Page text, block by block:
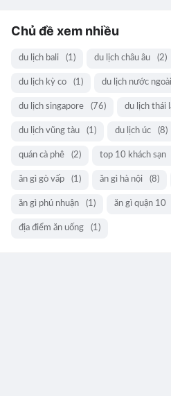
Chủ đề xem nhiều
du lịch bali (1) du lịch châu âu (2)
du lịch kỳ co (1) du lịch nước ngoài
du lịch singapore (76) du lịch thái
du lịch vũng tàu (1) du lịch úc (8)
quán cà phê (2) top 10 khách sạn
ăn gì gò vấp (1) ăn gì hà nội (8)
ăn gì phú nhuận (1) ăn gì quận 10
địa điểm ăn uống (1)